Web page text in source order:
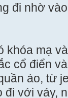
đi nhờ
khóa mạ
cổ điển
áo, từ
đi với váy,